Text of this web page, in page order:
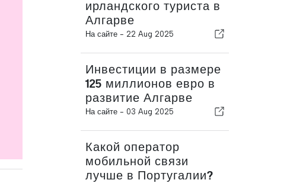
ирландского туриста в
Алгарве
На сайте - 22 Aug 2025
Инвестиции в размере
125 миллионов евро в
развитие Алгарве
На сайте - 03 Aug 2025
Какой оператор
мобильной связи
лучше в Португалии?